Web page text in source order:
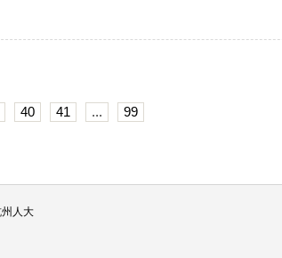
40 41 ... 99
人大